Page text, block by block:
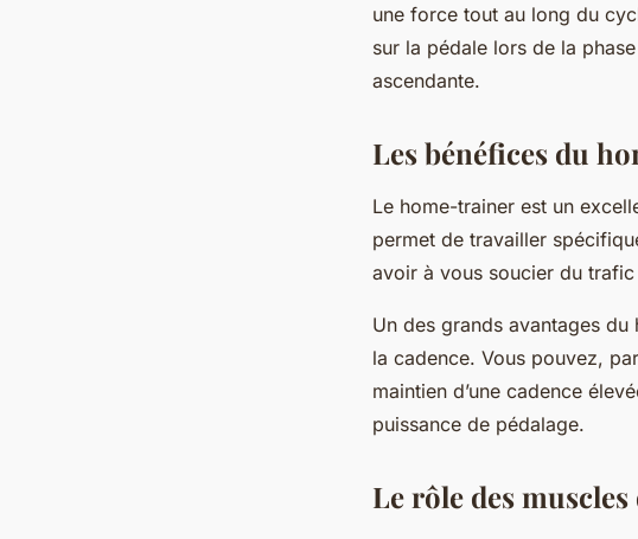
une force tout au long du
sur la pédale lors de la
ascendante.
Les bénéfices du
Le home-trainer est un
permet de travailler
avoir à vous soucier du
Un des grands avantages
la cadence. Vous pouvez,
maintien d’une cadence
puissance de pédalage.
Le rôle des muscles